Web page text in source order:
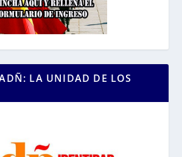
LA UNIDAD DE LOS